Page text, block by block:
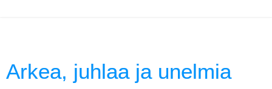
Arkea, juhlaa ja unelmia